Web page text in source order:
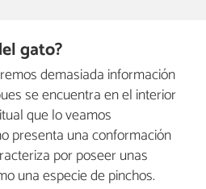
gato?
demasiada información
se encuentra en el interior
que lo veamos
presenta una conformación
por poseer unas
una especie de pinchos.